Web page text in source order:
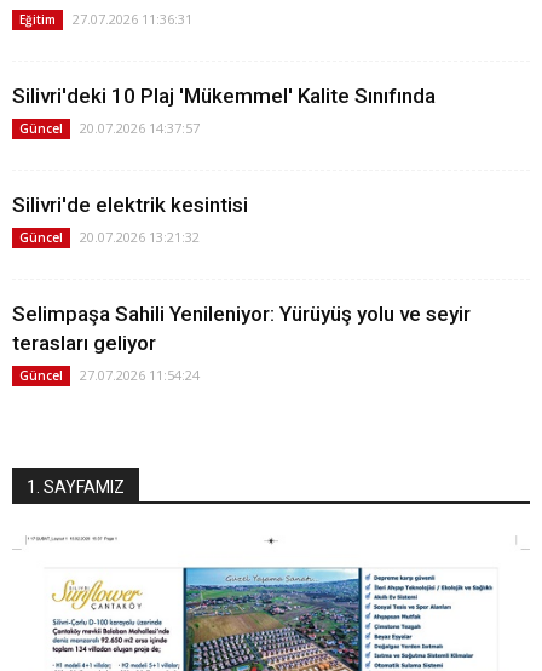
Eğitim 27.07.2026 11:36:31
Silivri'deki 10 Plaj 'Mükemmel' Kalite Sınıfında
Güncel 20.07.2026 14:37:57
Silivri'de elektrik kesintisi
Güncel 20.07.2026 13:21:32
Selimpaşa Sahili Yenileniyor: Yürüyüş yolu ve seyir
terasları geliyor
Güncel 27.07.2026 11:54:24
1. SAYFAMIZ